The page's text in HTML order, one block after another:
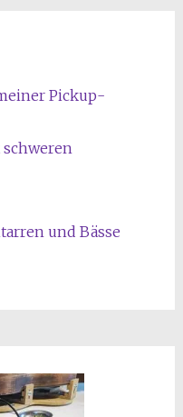
Pickup-
und Bässe